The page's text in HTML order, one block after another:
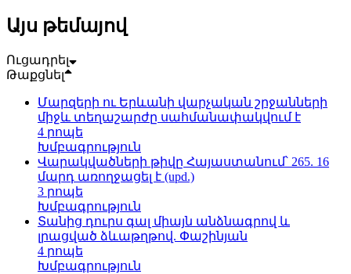
Այս թեմայով
Ուցադրել
Թաքցնել
Մարզերի ու Երևանի վարչական շրջանների
միջև տեղաշարժը սահմանափակվում է
4 րոպե
Խմբագրություն
Վարակվածների թիվը Հայաստանում՝ 265. 16
մարդ առողջացել է (upd.)
3 րոպե
Խմբագրություն
Տանից դուրս գալ միայն անձնագրով և
լրացված ձևաթղթով. Փաշինյան
4 րոպե
Խմբագրություն